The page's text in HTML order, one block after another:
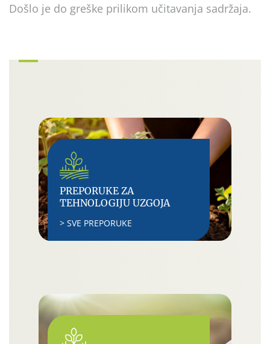
Došlo je do greške prilikom učitavanja sadržaja.
PREPORUKE ZA
TEHNOLOGIJU UZGOJA
> SVE PREPORUKE